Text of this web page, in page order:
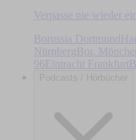
Verpasse nie wieder
Borussia Dortmund
Nürnberg Bor.
96Eintracht Frankfurt
Podcasts / Hörbücher